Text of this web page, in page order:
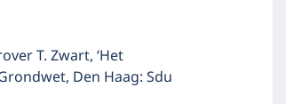
T. Zwart, ‘Het
Den Haag: Sdu